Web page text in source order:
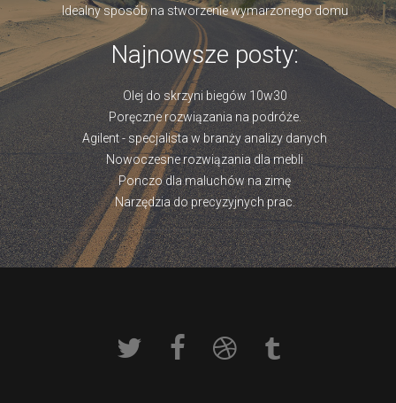
Idealny sposób na stworzenie wymarzonego domu
Najnowsze posty:
Olej do skrzyni biegów 10w30
Poręczne rozwiązania na podróże.
Agilent - specjalista w branży analizy danych
Nowoczesne rozwiązania dla mebli
Ponczo dla maluchów na zimę
Narzędzia do precyzyjnych prac.